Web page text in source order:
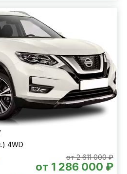
4WD
от 2 611 000 ₽
от 1 286 000 ₽